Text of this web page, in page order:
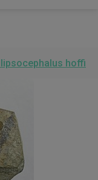
hoffi